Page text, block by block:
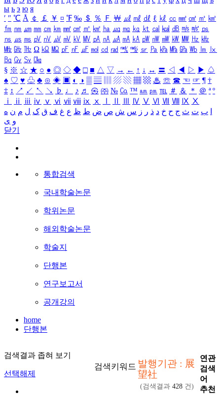
ы ь э ю я
′ ″ ℃ Å ￠ ￡ ￥ ¤ ℉ ‰ ＄ ％ Ｆ ￦ ㎕ ㎖ ㎗ ℓ ㎘ ㏄ ㎣ ㎤ ㎥ ㎦
㎙ ㎚ ㎛ ㎜ ㎝ ㎞ ㎟ ㎠ ㎡ ㎢ ㏊ ㎍ ㎎ ㎏ ㏏ ㎈ ㎉ ㏈ ㎧ ㎨ ㎰
㎱ ㎲ ㎳ ㎴ ㎵ ㎶ ㎷ ㎸ ㎹ ㎀ ㎁ ㎂ ㎃ ㎄ ㎺ ㎻ ㎽ ㎾ ㎿ ㎐ ㎑
㎒ ㎓ ㎔ Ω ㏀ ㏁ ㎊ ㎋ ㎌ ㏖ ㏅ ㎭ ㎮ ㎯ ㏛ ㎩ ㎪ ㎫ ㎬ ㏝ ㏐
㏓
㏃ ㏉ ㏜ ㏆
§ ※ ☆ ★ ○ ● ◎ ◇ ◆ □ ■ △ ▽ → ← ↑ ↓ ↔ 〓 ◁ ◀ ▷ ▶ ♤
♠ ♡ ♥ ♧ ♣ ⊙ ◈ ▣ ◐ ◑ ▒ ▤ ▨ ▧ ▦ ▩ ♨ ☏ ☎ ☜ ☞ ¶ †
‡ ↕ ↗ ↙ ↖ ↘ ♭ ♩ ♪ ♬ ㉿ ㈜ № ㏇ ™ ㏂ ㏘ ℡ ＃ ＆ ＊ ＠ ª º
ⅰ
ⅱ ⅲ ⅳ ⅴ ⅵ ⅶ ⅷ ⅸ ⅹ Ⅳ Ⅴ Ⅵ Ⅶ Ⅷ Ⅸ Ⅹ
ب ت ث ج ح خ د ذ ر ز س ش ص ض ط ظ ع غ ف ق ک ل م ن ه
و ی
닫기
통합검색
국내학술논문
학위논문
해외학술논문
학술지
단행본
연구보고서
공개강의
home
단행본
검색결과 좁혀 보기
선택해제
검색키워드 발행기관 : 展
望社
(검색결과 428 건)
연관
검색
어
추천